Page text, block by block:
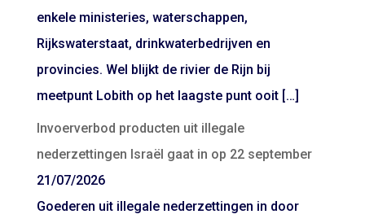
enkele ministeries, waterschappen,
Rijkswaterstaat, drinkwaterbedrijven en
provincies. Wel blijkt de rivier de Rijn bij
meetpunt Lobith op het laagste punt ooit […]
Invoerverbod producten uit illegale
nederzettingen Israël gaat in op 22 september
21/07/2026
Goederen uit illegale nederzettingen in door